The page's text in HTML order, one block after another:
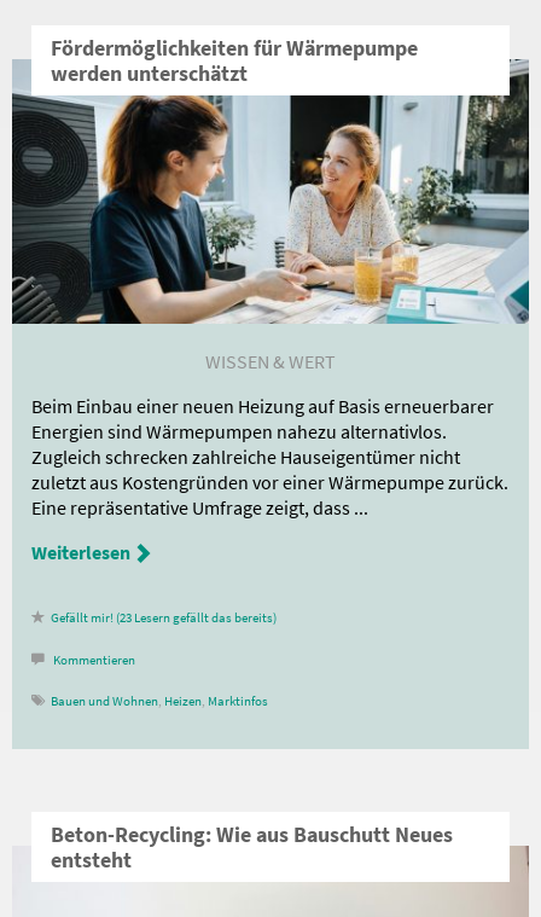
Fördermöglichkeiten für Wärmepumpe
werden unterschätzt
WISSEN & WERT
Beim Einbau einer neuen Heizung auf Basis erneuerbarer
Energien sind Wärmepumpen nahezu alternativlos.
Zugleich schrecken zahlreiche Hauseigentümer nicht
zuletzt aus Kostengründen vor einer Wärmepumpe zurück.
Eine repräsentative Umfrage zeigt, dass ...
Weiterlesen
23 Lesern gefällt das
Kommentieren
Bauen und Wohnen, Heizen, Marktinfos
Beton-Recycling: Wie aus Bauschutt Neues
entsteht